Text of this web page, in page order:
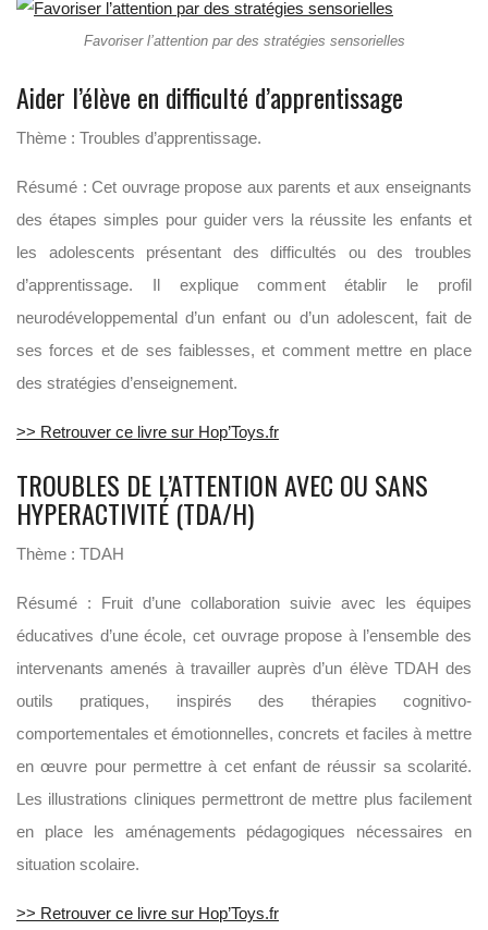
Favoriser l’attention par des stratégies sensorielles
Aider l’élève en difficulté d’apprentissage
Thème : Troubles d’apprentissage.
Résumé : Cet ouvrage propose aux parents et aux enseignants
des étapes simples pour guider vers la réussite les enfants et
les adolescents présentant des difficultés ou des troubles
d’apprentissage. Il explique comment établir le profil
neurodéveloppemental d’un enfant ou d’un adolescent, fait de
ses forces et de ses faiblesses, et comment mettre en place
des stratégies d’enseignement.
>> Retrouver ce livre sur Hop’Toys.fr
TROUBLES DE L’ATTENTION AVEC OU SANS
HYPERACTIVITÉ (TDA/H)
Thème : TDAH
Résumé : Fruit d’une collaboration suivie avec les équipes
éducatives d’une école, cet ouvrage propose à l’ensemble des
intervenants amenés à travailler auprès d’un élève TDAH des
outils pratiques, inspirés des thérapies cognitivo-
comportementales et émotionnelles, concrets et faciles à mettre
en œuvre pour permettre à cet enfant de réussir sa scolarité.
Les illustrations cliniques permettront de mettre plus facilement
en place les aménagements pédagogiques nécessaires en
situation scolaire.
>> Retrouver ce livre sur Hop’Toys.fr